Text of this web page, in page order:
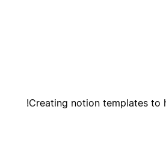
Creating notion templates to